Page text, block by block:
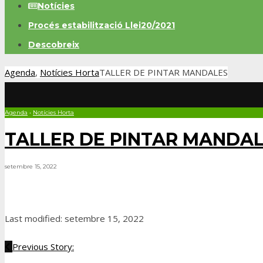
Notícies
Procés estabilització Llei20/2021
Descobreix
Agenda, Notícies HortaTALLER DE PINTAR MANDALES
Agenda • Notícies Horta
TALLER DE PINTAR
setembre 15, 2022
Last modified: setembre 15, 2022
Previous Story: